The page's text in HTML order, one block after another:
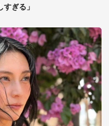
ぎる」